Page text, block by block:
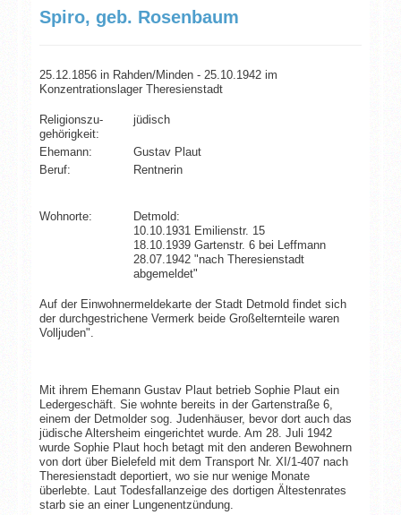
Spiro, geb. Rosenbaum
25.12.1856 in Rahden/Minden - 25.10.1942 im
Konzentrationslager Theresienstadt
Religionszu­
gehörigkeit:
jüdisch
Ehemann:
Gustav Plaut
Beruf:
Rentnerin
Wohnorte:
Detmold:
10.10.1931 Emilienstr. 15
18.10.1939 Gartenstr. 6 bei Leffmann
28.07.1942 "nach Theresienstadt
abgemeldet"
Auf der Einwohnermeldekarte der Stadt Detmold findet sich
der durchgestrichene Vermerk beide Großelternteile waren
Volljuden".
Mit ihrem Ehemann Gustav Plaut betrieb Sophie Plaut ein
Ledergeschäft. Sie wohnte bereits in der Gartenstraße 6,
einem der Detmolder sog. Judenhäuser, bevor dort auch das
jüdische Altersheim eingerichtet wurde. Am 28. Juli 1942
wurde Sophie Plaut hoch betagt mit den anderen Bewohnern
von dort über Bielefeld mit dem Transport Nr. XI/1-407 nach
Theresienstadt deportiert, wo sie nur wenige Monate
überlebte. Laut Todesfallanzeige des dortigen Ältestenrates
starb sie an einer Lungenentzündung.